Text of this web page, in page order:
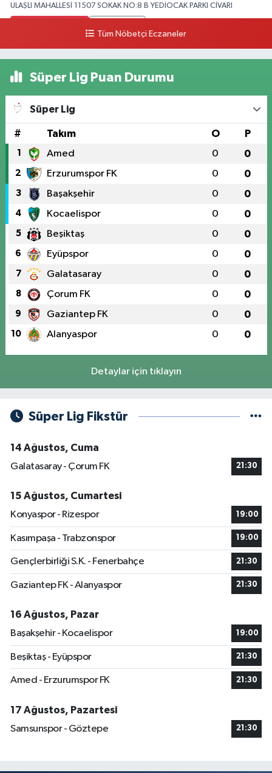
ULAŞLI MAHALLESİ 11507 SOKAK NO:8 B YEDİOCAK PARKI CİVARI
Tüm Nöbetçi Eczaneler
Süper Lig Puan Durumu
Süper Lig
# Takım O P
1 Amed 0 0
2 Erzurumspor FK 0 0
3 Başakşehir 0 0
4 Kocaelispor 0 0
5 Beşiktaş 0 0
6 Eyüpspor 0 0
7 Galatasaray 0 0
8 Çorum FK 0 0
9 Gaziantep FK 0 0
10 Alanyaspor 0 0
Detaylar için tıklayın
Süper Lig Fikstür
14 Ağustos, Cuma
Galatasaray - Çorum FK
21:30
15 Ağustos, Cumartesi
Konyaspor - Rizespor
19:00
Kasımpaşa - Trabzonspor 19:00
Gençlerbirliği S.K. - Fenerbahçe 21:30
Gaziantep FK - Alanyaspor 21:30
16 Ağustos, Pazar
Başakşehir - Kocaelispor
19:00
Beşiktaş - Eyüpspor 21:30
Amed - Erzurumspor FK 21:30
17 Ağustos, Pazartesi
Samsunspor - Göztepe
21:30